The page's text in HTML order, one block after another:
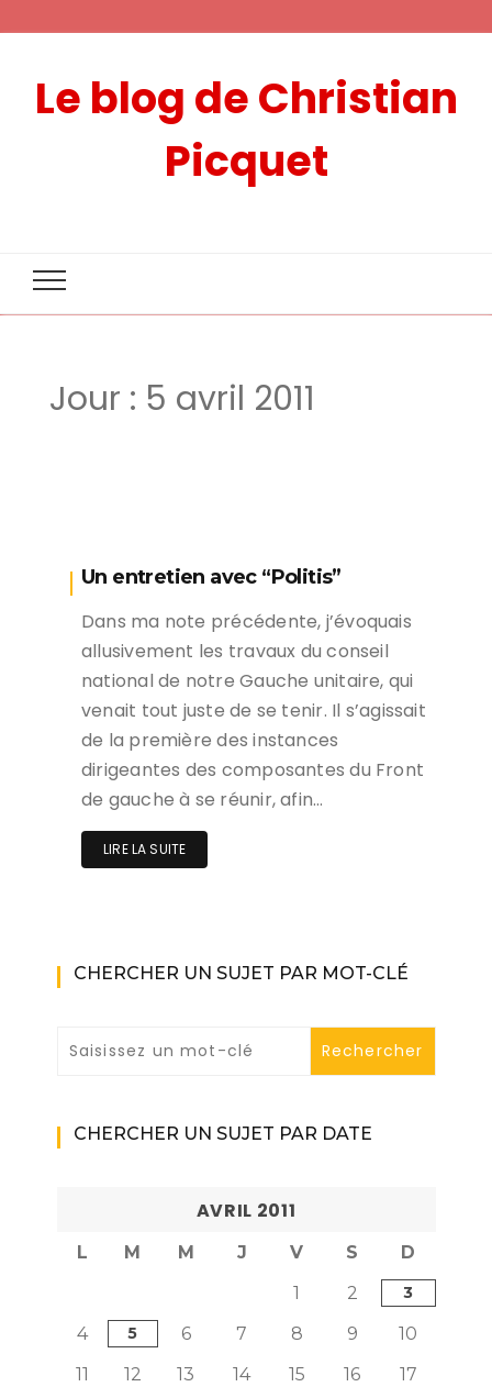
Le blog de Christian
Picquet
Jour : 5 avril 2011
Un entretien avec “Politis”
Dans ma note précédente, j’évoquais
allusivement les travaux du conseil
national de notre Gauche unitaire, qui
venait tout juste de se tenir. Il s’agissait
de la première des instances
dirigeantes des composantes du Front
de gauche à se réunir, afin…
LIRE LA SUITE
CHERCHER UN SUJET PAR MOT-CLÉ
CHERCHER UN SUJET PAR DATE
AVRIL 2011
L M M J V S
D
1
2 3
4 5 6 7 8 9
10
11
12 13 14 15 16 17